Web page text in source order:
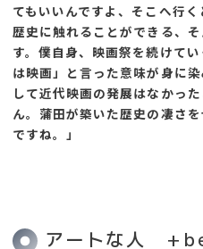
てもいいんですよ、そこへ行
歴史に触れることができる、
す。僕自身、映画祭を続けて
は映画」と言った意味が身に
して近代映画の発展はなかっ
ん。蒲田が築いた歴史の凄さ
ですね。」
アートな人